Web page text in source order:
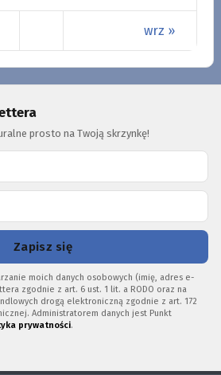
wrz »
prosto na Twoją skrzynkę!
Zapisz się
moich danych osobowych (imię, adres e-
zgodnie z art. 6 ust. 1 lit. a RODO oraz na
drogą elektroniczną zgodnie z art. 172
Administratorem danych jest Punkt
prywatności.